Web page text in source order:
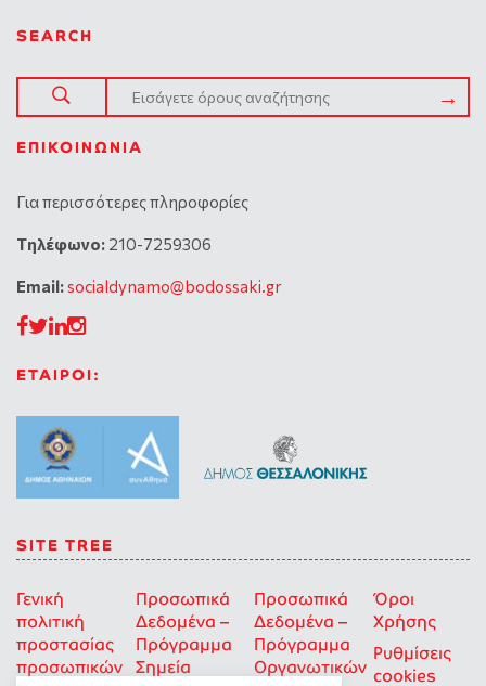
SEARCH
ΕΠΙΚΟΙΝΩΝΊΑ
Για περισσότερες πληροφορίες
Tηλέφωνο: 210-7259306
Email:socialdynamo@bodossaki.gr
ΕΤΑΙΡΟΙ:
SITE TREE
Γενική
πολιτική
προστασίας
προσωπικών
Προσωπικά
Δεδομένα –
Πρόγραμμα
Σημεία
Προσωπικά
Δεδομένα –
Πρόγραμμα
Οργανωτικών
Όροι
Χρήσης
Ρυθμίσεις
cookies